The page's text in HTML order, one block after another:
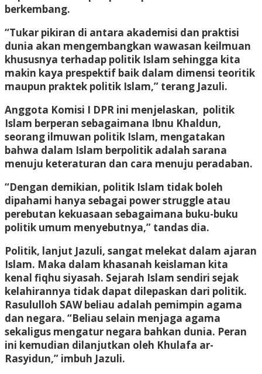
berkembang.
“Tukar pikiran di antara akademisi dan praktisi
dunia akan mengembangkan wawasan keilmuan
khususnya terhadap politik Islam sehingga kita
makin kaya prespektif baik dalam dimensi teoritik
maupun praktek politik Islam,” terang Jazuli.
Anggota Komisi I DPR ini menjelaskan, politik
Islam berperan sebagaimana Ibnu Khaldun,
seorang ilmuwan politik Islam, mengatakan
bahwa dalam Islam berpolitik adalah sarana
menuju keteraturan dan cara menuju peradaban.
“Dengan demikian, politik Islam tidak boleh
dipahami hanya sebagai power struggle atau
perebutan kekuasaan sebagaimana buku-buku
politik umum menyebutnya,” tandas dia.
Politik, lanjut Jazuli, sangat melekat dalam ajaran
Islam. Maka dalam khasanah keislaman kita
kenal fiqhu siyasah. Sejarah Islam sendiri sejak
kelahirannya tidak dapat dilepaskan dari politik.
Rasululloh SAW beliau adalah pemimpin agama
dan negara. “Beliau selain menjaga agama
sekaligus mengatur negara bahkan dunia. Peran
ini kemudian dilanjutkan oleh Khulafa ar-
Rasyidun,” imbuh Jazuli.